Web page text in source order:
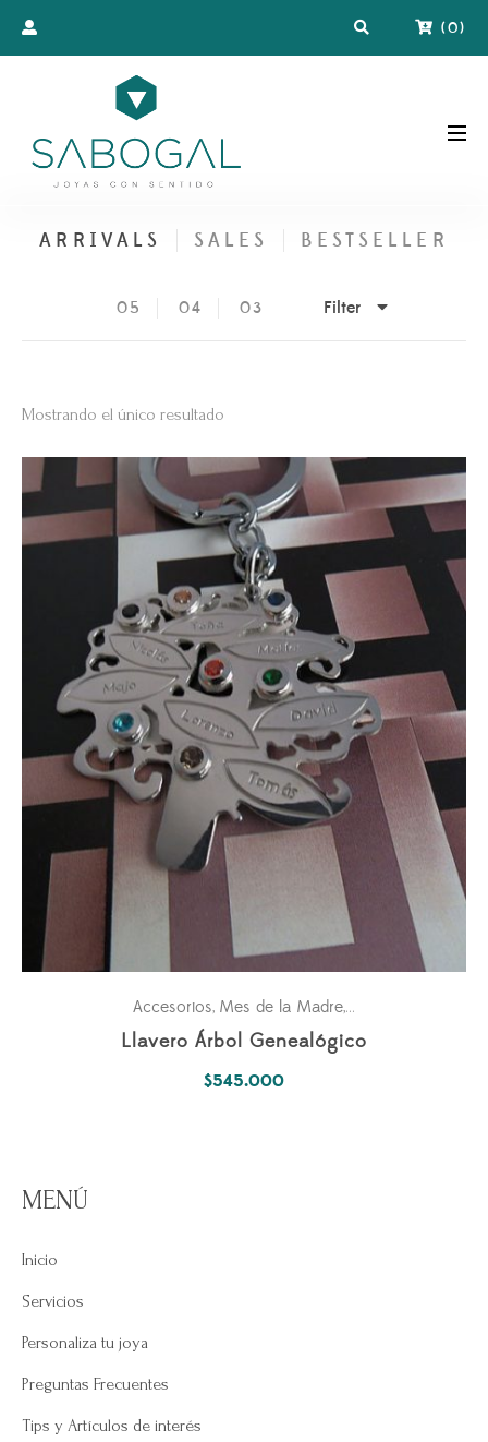
(0)
ARRIVALS SALES BESTSELLER
05 04 03 Filter
Mostrando el único resultado
Accesorios, Mes de la Madre, Pasiones
Llavero Árbol Genealógico
$545.000
MENÚ
Inicio
Servicios
Personaliza tu joya
Preguntas Frecuentes
Tips y Artículos de interés